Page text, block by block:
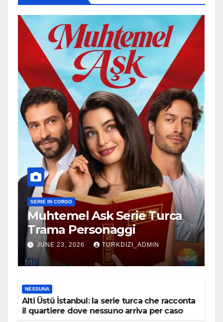
SERIE IN CORSO
Muhtemel Ask Serie Turca
Trama Personaggi
JUNE 23, 2026 TURKDIZI_ADMIN
NESSUNA
Alti Üstü İstanbul: la serie turca che racconta
il quartiere dove nessuno arriva per caso